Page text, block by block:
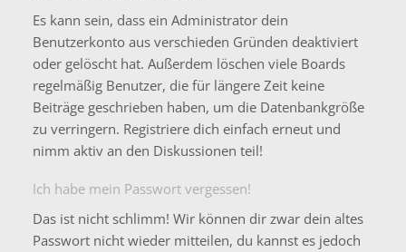
Es kann sein, dass ein Administrator dein
Benutzerkonto aus verschieden Gründen deaktiviert
oder gelöscht hat. Außerdem löschen viele Boards
regelmäßig Benutzer, die für längere Zeit keine
Beiträge geschrieben haben, um die Datenbankgröße
zu verringern. Registriere dich einfach erneut und
nimm aktiv an den Diskussionen teil!
Ich habe mein Passwort vergessen!
Das ist nicht schlimm! Wir können dir zwar dein altes
Passwort nicht wieder mitteilen, du kannst es jedoch